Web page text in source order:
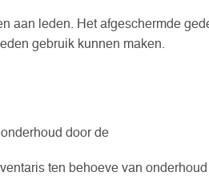
aan leden. Het afgeschermde
gebruik kunnen maken.
door de
ten behoeve van onderhoud